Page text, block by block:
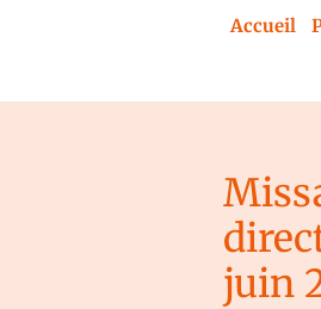
Accueil
juin